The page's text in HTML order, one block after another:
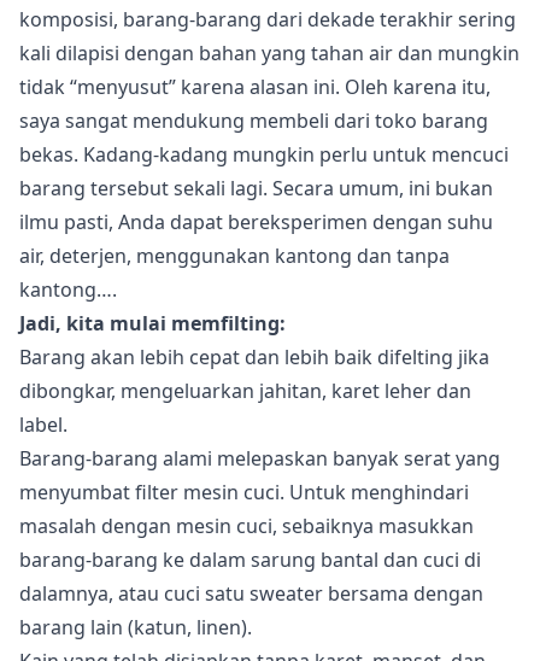
komposisi, barang-barang dari dekade terakhir sering
kali dilapisi dengan bahan yang tahan air dan mungkin
tidak “menyusut” karena alasan ini. Oleh karena itu,
saya sangat mendukung membeli dari toko barang
bekas. Kadang-kadang mungkin perlu untuk mencuci
barang tersebut sekali lagi. Secara umum, ini bukan
ilmu pasti, Anda dapat bereksperimen dengan suhu
air, deterjen, menggunakan kantong dan tanpa
kantong….
Jadi, kita mulai memfilting:
Barang akan lebih cepat dan lebih baik difelting jika
dibongkar, mengeluarkan jahitan, karet leher dan
label.
Barang-barang alami melepaskan banyak serat yang
menyumbat filter mesin cuci. Untuk menghindari
masalah dengan mesin cuci, sebaiknya masukkan
barang-barang ke dalam sarung bantal dan cuci di
dalamnya, atau cuci satu sweater bersama dengan
barang lain (katun, linen).